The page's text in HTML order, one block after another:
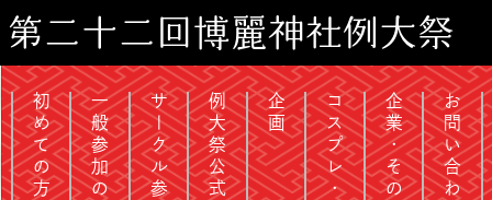
第二十二回博麗神社例大祭
初めての方へ 一般参加の方へ 企画 企業・その他 お問い合わせ